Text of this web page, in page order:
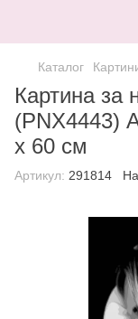
Каталог
Картина за
(PNX4443)
х 60 см
Артикул: 291814